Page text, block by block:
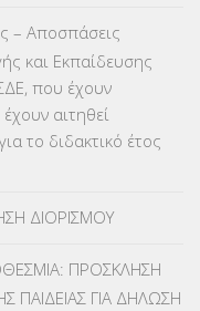
(12)
– Αποσπάσεις
και Εκπαίδευσης
που έχουν
αιτηθεί
το διδακτικό έτος
ΔΙΟΡΙΣΜΟΥ
ΠΡΟΣΚΛΗΣΗ
ΠΑΙΔΕΙΑΣ ΓΙΑ ΔΗΛΩΣΗ